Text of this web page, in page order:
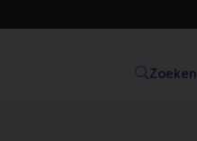
Zoeken